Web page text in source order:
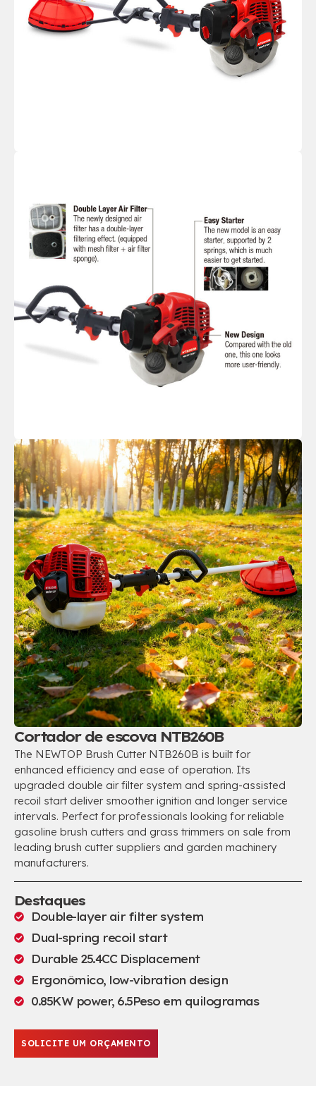
Cortador de escova NTB260B
The NEWTOP Brush Cutter NTB260B is built for
enhanced efficiency and ease of operation. Its
upgraded double air filter system and spring-assisted
recoil start deliver smoother ignition and longer service
intervals. Perfect for professionals looking for reliable
gasoline brush cutters and grass trimmers on sale from
leading brush cutter suppliers and garden machinery
manufacturers.
Destaques
Double-layer air filter system
Dual-spring recoil start
Durable 25.4CC Displacement
Ergonômico, low-vibration design
0.85KW power, 6.5Peso em quilogramas
SOLICITE UM ORÇAMENTO